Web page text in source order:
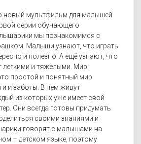
новый мультфильм для малышей
серии обучающего
мы познакомимся с
Малыши узнают, что играть
и полезно. А ещё узнают, что
легкими и тяжёлыми. Мир
простой и понятный мир
и заботы. В нем живут
из которых уже имеет свой
Они всегда готовы придумать
своими знаниями и
говорят с малышами на
– детском языке, поэтому